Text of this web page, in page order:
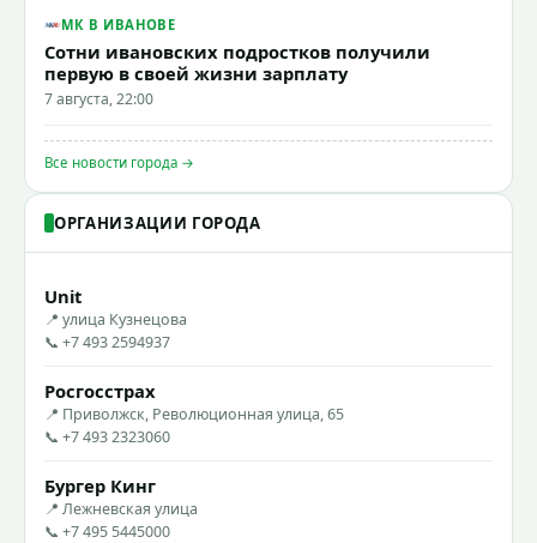
МК В ИВАНОВЕ
Сотни ивановских подростков получили
первую в своей жизни зарплату
7 августа, 22:00
Все новости города →
ОРГАНИЗАЦИИ ГОРОДА
Unit
📍 улица Кузнецова
📞 +7 493 2594937
Росгосстрах
📍 Приволжск, Революционная улица, 65
📞 +7 493 2323060
Бургер Кинг
📍 Лежневская улица
📞 +7 495 5445000